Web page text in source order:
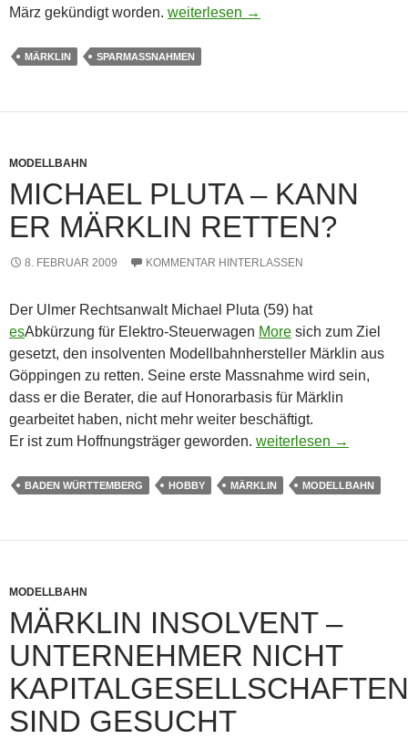
März gekündigt worden. Märklin braucht keinen
weiterlesen →
MÄRKLIN SPARMASSNAHMEN
MODELLBAHN
MICHAEL PLUTA – KANN
ER MÄRKLIN RETTEN?
8. FEBRUAR 2009 KOMMENTAR HINTERLASSEN
Der Ulmer Rechtsanwalt Michael Pluta (59) hat
esAbkürzung für Elektro-Steuerwagen More sich zum Ziel
gesetzt, den insolventen Modellbahnhersteller Märklin aus
Göppingen zu retten. Seine erste Massnahme wird sein,
dass er die Berater, die auf Honorarbasis für Märklin
gearbeitet haben, nicht mehr weiter beschäftigt.
Er ist zum Hoffnungsträger geworden. Michael Pluta – Kann
weiterlesen →
BADEN WÜRTTEMBERG HOBBY MÄRKLIN MODELLBAHN
MODELLBAHN
MÄRKLIN INSOLVENT –
UNTERNEHMER NICHT
KAPITALGESELLSCHAFTEN
SIND GESUCHT